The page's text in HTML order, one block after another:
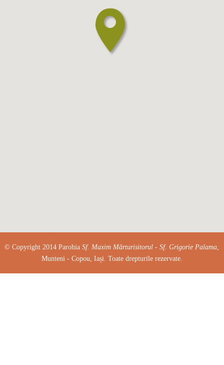
© Copyright 2014 ParohiaSf. Maxim Mărturisitorul - Sf. Grigorie Palama
Munteni - Copou, Iași. Toate drepturile rezervate.